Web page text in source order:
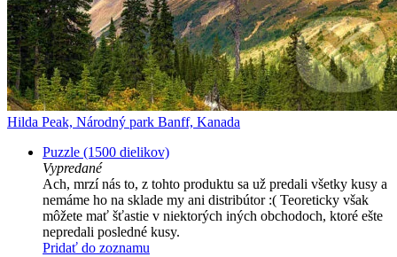
Hilda Peak, Národný park Banff, Kanada
Puzzle (1500 dielikov)
Vypredané
Ach, mrzí nás to, z tohto produktu sa už predali všetky kusy a
nemáme ho na sklade my ani distribútor :( Teoreticky však
môžete mať šťastie v niektorých iných obchodoch, ktoré ešte
nepredali posledné kusy.
Pridať do zoznamu